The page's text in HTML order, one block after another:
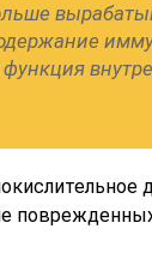
функция